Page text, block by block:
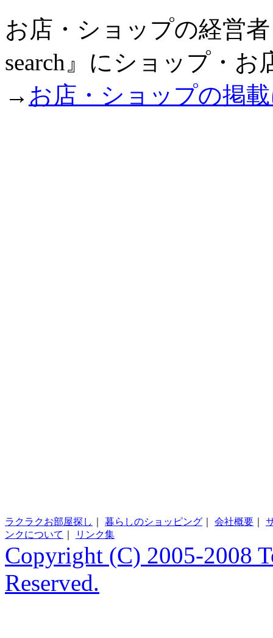
お店・ショップの経営
search』にショップ・
→ お店・ショップの掲
ラクラクお部屋探し 暮らしのショッピング 会社概要
ンクについて
リンク集
Copyright (C) 2005-2008
Reserved.